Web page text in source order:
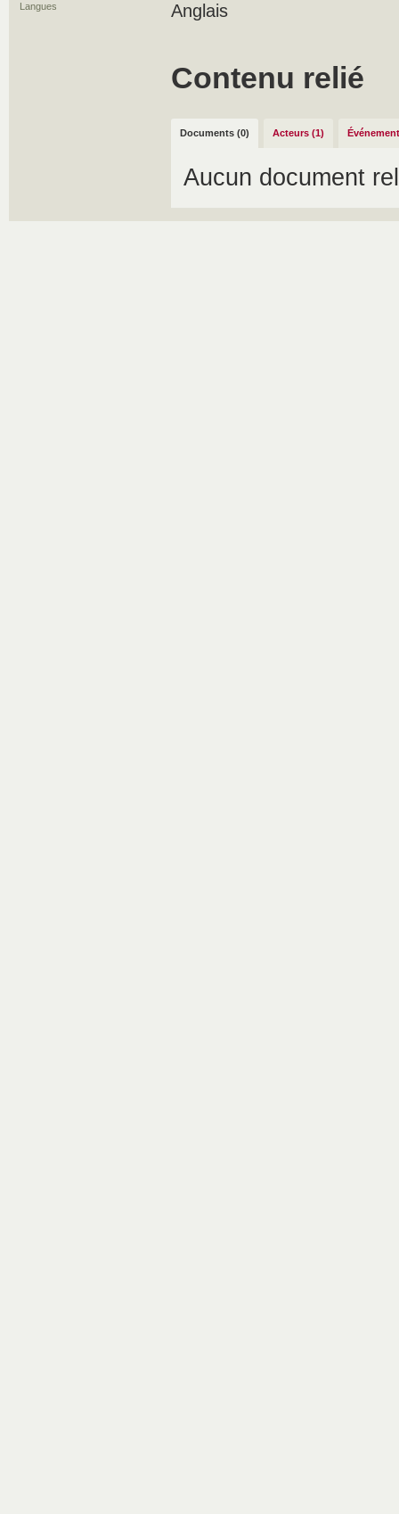
Langues Anglais
Contenu relié
Documents (0) Acteurs (1)
Aucun document